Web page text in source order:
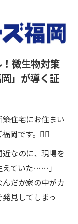
微生物対策
」が導く証
住宅にお住まい
岡です。🙋‍♂️
近なのに、現場を
えていた……」
んだか家の中がカ
見してしまっ